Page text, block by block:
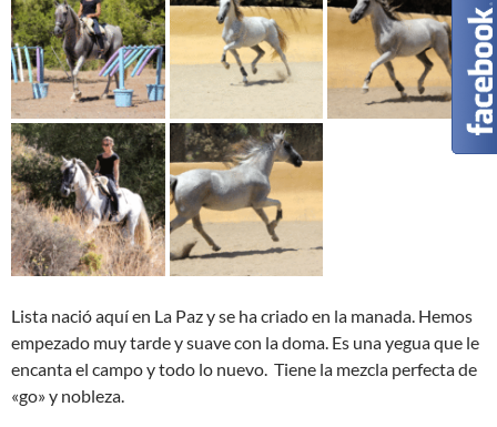
Lista nació aquí en La Paz y se ha criado en la manada. Hemos
empezado muy tarde y suave con la doma. Es una yegua que le
encanta el campo y todo lo nuevo. Tiene la mezcla perfecta de
«go» y nobleza.